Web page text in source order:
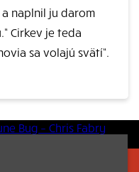
naplnil ju darom
Cirkev je teda
sa volajú svätí“.